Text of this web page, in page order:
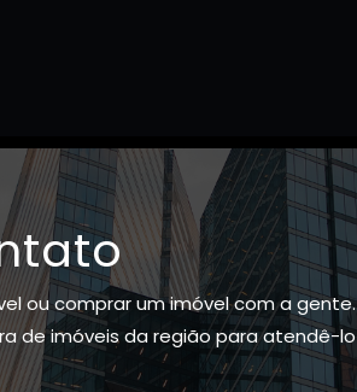
ou comprar um imóvel com a gente.
de imóveis da região para atendê-lo